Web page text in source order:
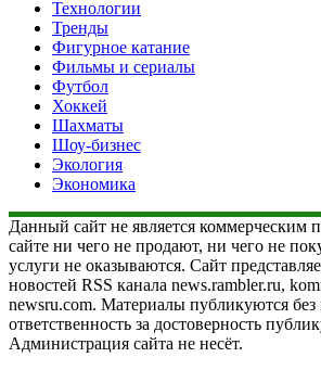
Технологии
Тренды
Фигурное катание
Фильмы и сериалы
Футбол
Хоккей
Шахматы
Шоу-бизнес
Экология
Экономика
Данный сайт не является коммерческим
сайте ни чего не продают, ни чего не
услуги не оказываются. Сайт
новостей RSS канала news.rambler.ru,
newsru.com. Материалы публикуются без
ответственность за достоверность
Администрация сайта не несёт.